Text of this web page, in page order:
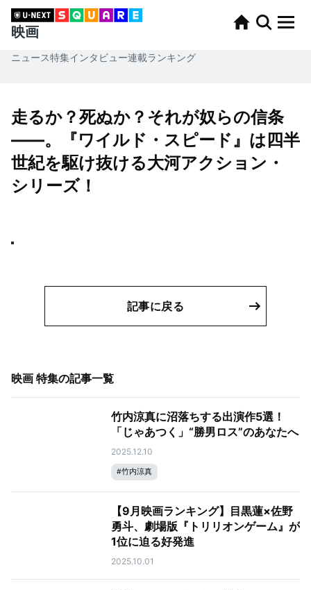
映画
ニュース特集インタビュー連載ランキング
走るか？死ぬか？それが奴らの信条
——。『ワイルド・スピード』は四半
世紀を駆け抜ける大河アクション・
シリーズ！
記事に戻る
映画 特集の記事一覧
竹内涼真に沼落ちする出演作5選！
「じゃあつく」“勝男ロス”のあなたへ
2025.12.10
#竹内涼真
【9月映画ランキング】目黒蓮×佐野
勇斗、劇場版『トリリオンゲーム』が
1位に迫る好発進
2025.10.01